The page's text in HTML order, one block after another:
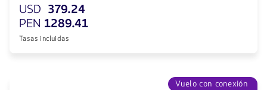
USD 379.24
PEN 1289.41
Tasas incluidas
Vuelo con conexión